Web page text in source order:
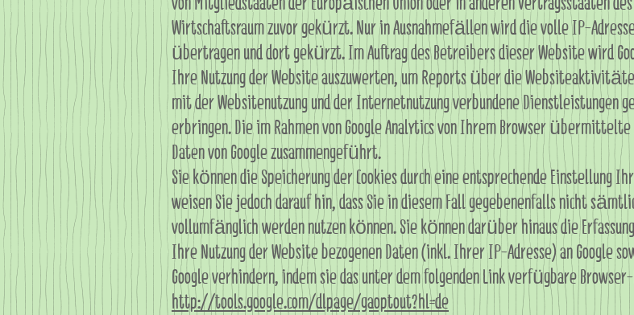
Wirtschaftsraum zuvor gekürzt. Nur in Ausnahmefällen wird die volle IP-Adresse
übertragen und dort gekürzt. Im Auftrag des Betreibers dieser Website wird
Ihre Nutzung der Website auszuwerten, um Reports über die
mit der Websitenutzung und der Internetnutzung verbundene Dienstleistungen
erbringen. Die im Rahmen von Google Analytics von Ihrem Browser
Daten von Google zusammengeführt.
Sie können die Speicherung der Cookies durch eine entsprechende Einstellung
weisen Sie jedoch darauf hin, dass Sie in diesem Fall gegebenenfalls nicht
vollumfänglich werden nutzen können. Sie können darüber hinaus die
Ihre Nutzung der Website bezogenen Daten (inkl. Ihrer IP-Adresse) an Google
Google verhindern, indem sie das unter dem folgenden Link verfügbare
http://tools.google.com/dlpage/gaoptout?hl=de